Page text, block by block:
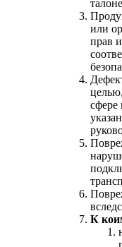
или
прав
сфере
К